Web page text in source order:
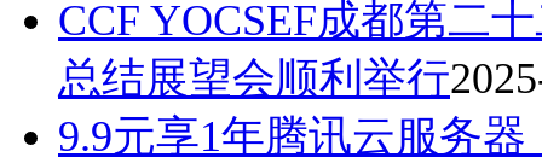
CCF YOCSEF成都第二
总结展望会顺利举行
9.9元享1年腾讯云服务